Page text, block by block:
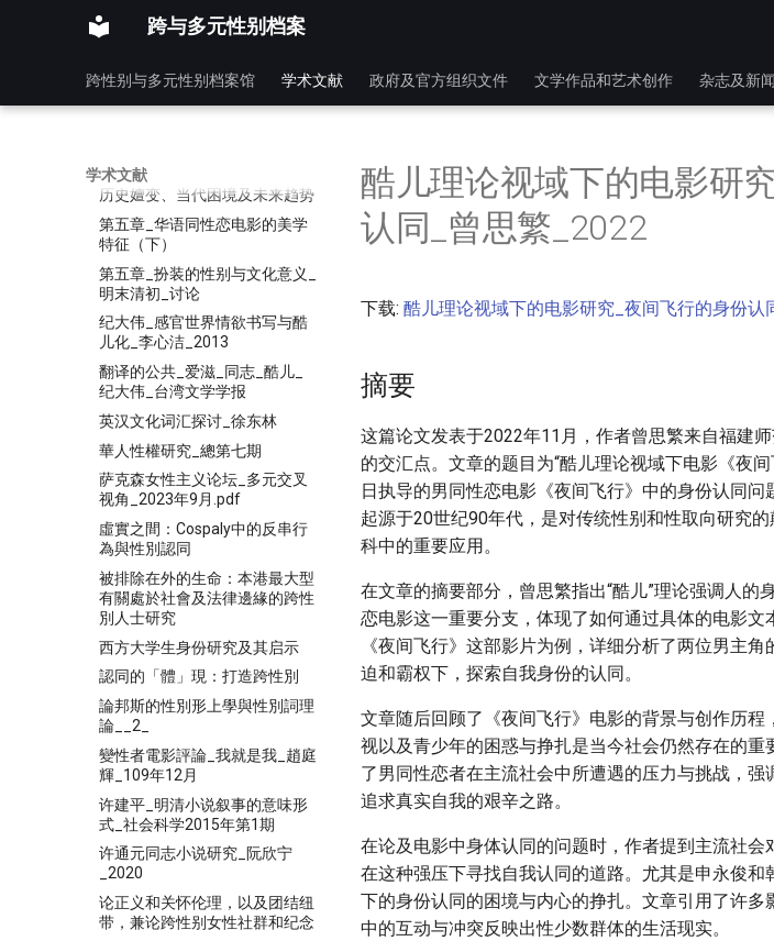
跨与多元性别档案
跨性别与多元性别档案馆 学术文献 政府及官方组织文件 文学作品和艺术创作 杂志及新
学术文献
言差异研究
文靈_2009
竞技人文传播东京2020_奥运会
和—论国际体育赛事性别检测的
历史嬗变、当代困境及未来趋势
第五章_华语同性恋电影的美学
特征（下）
第五章_扮装的性别与文化意义_
明末清初_讨论
纪大伟_感官世界情欲书写与酷
儿化_李心洁_2013
翻译的公共_爱滋_同志_酷儿_
纪大伟_台湾文学学报
英汉文化词汇探讨_徐东林
華人性權研究_總第七期
萨克森女性主义论坛_多元交叉
视角_2023年9月.pdf
虛實之間：Cospaly中的反串行
為與性別認同
被排除在外的生命：本港最大型
有關處於社會及法律邊緣的跨性
別人士研究
西方大学生身份研究及其启示
認同的「體」現：打造跨性別
論邦斯的性別形上學與性別詞理
論__2_
變性者電影評論_我就是我_趙庭
輝_109年12月
许建平_明清小说叙事的意味形
式_社会科学2015年第1期
许通元同志小说研究_阮欣宁
_2020
论正义和关怀伦理，以及团结纽
带，兼论跨性别女性社群和纪念
酷儿理论视域下的电影研
认同_曾思繁_2022
下载: 酷儿理论视域下的电影研究_夜间飞行的身份认
摘要
这篇论文发表于2022年11月，作者曾思繁来自福建
的交汇点。文章的题目为“酷儿理论视域下电影《夜
日执导的男同性恋电影《夜间飞行》中的身份认同
起源于20世纪90年代，是对传统性别和性取向研究
科中的重要应用。
在文章的摘要部分，曾思繁指出“酷儿”理论强调人
恋电影这一重要分支，体现了如何通过具体的电影文
《夜间飞行》这部影片为例，详细分析了两位男主
迫和霸权下，探索自我身份的认同。
文章随后回顾了《夜间飞行》电影的背景与创作历
视以及青少年的困惑与挣扎是当今社会仍然存在的
了男同性恋者在主流社会中所遭遇的压力与挑战，强
追求真实自我的艰辛之路。
在论及电影中身体认同的问题时，作者提到主流社
在这种强压下寻找自我认同的道路。尤其是申永俊
下的身份认同的困境与内心的挣扎。文章引用了许
中的互动与冲突反映出性少数群体的生活现实。